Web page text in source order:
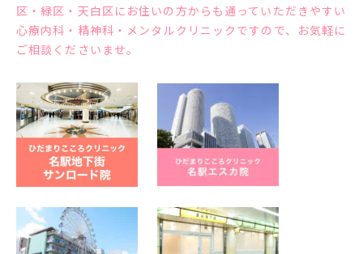
区・緑区・天白区にお住いの方からも通っていただきやすい
心療内科・精神科・メンタルクリニックですので、お気軽に
ご相談くださいませ。